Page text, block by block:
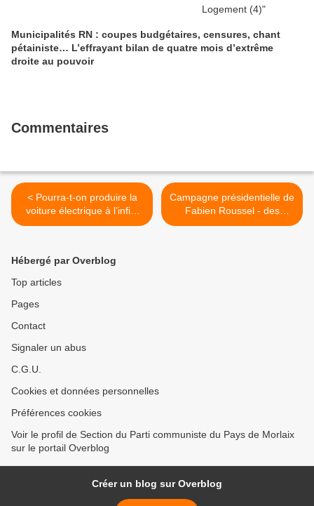
Municipalités RN : coupes budgétaires, censures, chant
pétainiste… L’effrayant bilan de quatre mois d’extrême
droite au pouvoir
Commentaires
< Pourra-t-on produire la
voiture électrique à l’infini
dans un monde fini ?
Puill)
Campagne présidentielle de
Fabien Roussel - des
nouvelles du comité des
Hébergé par Overblog
Top articles
Pages
Contact
Signaler un abus
C.G.U.
Cookies et données personnelles
Préférences cookies
Voir le profil de Section du Parti communiste du Pays de Morlaix
sur le portail Overblog
Créer un blog sur Overblog